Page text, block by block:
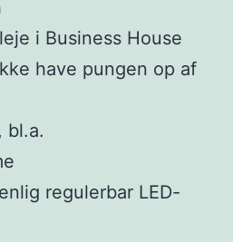
i Business House
have pungen op af
bl.a.
regulerbar LED-